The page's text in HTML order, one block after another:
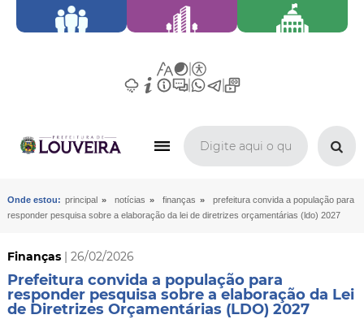
Onde estou: principal » notícias » finanças »
prefeitura convida a população para
responder pesquisa sobre a elaboração da lei de diretrizes orçamentárias (ldo) 2027
Finanças| 26/02/2026
Prefeitura convida a população para
responder pesquisa sobre a elaboração da Lei
de Diretrizes Orçamentárias (LDO) 2027